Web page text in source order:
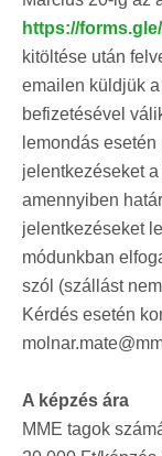
https://
kitöltése után
emailen küldjük
befizetésével
lemondás
jelentkezéseket
amennyiben
jelentkezéseket
módunkban
szól (szállást
Kérdés esetén
A képzés ára
MME tagok